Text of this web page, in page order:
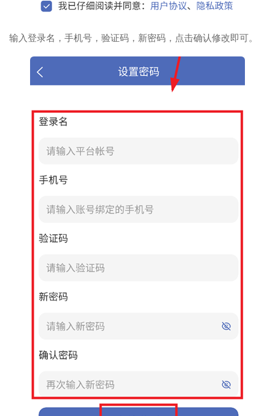
输入登录名，手机号，验证码，新密码，点击确认修改即可。